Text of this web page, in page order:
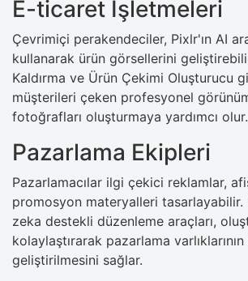
E-ticaret İşletmeleri
Çevrimiçi perakendeciler, Pixlr'ın AI
kullanarak ürün görsellerini
Kaldırma ve Ürün Çekimi Oluşturucu
müşterileri çeken profesyonel
fotoğrafları oluşturmaya yardımcı olur.
Pazarlama Ekipleri
Pazarlamacılar ilgi çekici reklamlar,
promosyon materyalleri tasarlayabilir.
zeka destekli düzenleme araçları,
kolaylaştırarak pazarlama
geliştirilmesini sağlar.